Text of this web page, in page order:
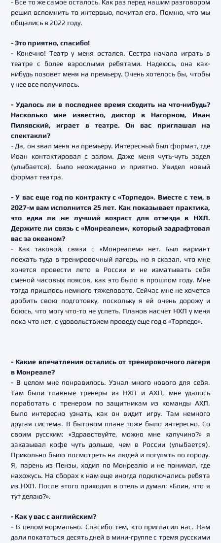
- Все то же самое осталось. Как раз перед нашим разговором
решил вспомнить то интервью, почитал его. Помню, что мы
общались в 2022 году.
- Это приятно, спасибо!
- Конечно! Театр у меня остался. Сестра начала играть в
театре с более взрослыми ребятами. Надеюсь, она как-
нибудь позовет меня на премьеру. Очень хотелось бы, чтобы
у нее все получилось.
- Удалось ли в последнее время сходить на что-нибудь?
Насколько мне известно, диктор в Нагорном, Иван
Пилявский, играет в театре. Он вас приглашал на
спектакли?
- Да, он звал меня на премьеру. Интересный был формат, где
Иван контактировал с залом. Даже меня чуть-чуть задел
(улыбается). Было неожиданно и приятно. Увидел новый
формат театра.
- У вас еще год по контракту с «Торпедо». Вместе с тем, в
2027-м вам исполнится 25 лет. Как показывает практика,
это едва ли не лучший возраст для отъезда в НХЛ.
Держите ли связь с «Монреалем», который задрафтовал
вас за океаном?
- Как таковой, связи с «Монреалем» нет. Был вариант
поехать туда в тренировочный лагерь, но я сказал, что мне
хочется провести лето в России и не изматывать себя
сменой часовых поясов, как это было в прошлом году. Мне
тогда пришлось немного тяжеловато. Сейчас мне не хочется
дробить свою подготовку, поскольку я ей очень дорожу и
боюсь, что могу что-то не успеть. Планов насчет НХЛ у меня
пока что нет, с удовольствием проведу еще год в «Торпедо».
- Какие впечатления остались от тренировочного лагеря
в Монреале?
- В целом мне понравилось. Узнал много нового для себя.
Там были главные тренеры из НХЛ и АХЛ, мне удалось
поработать с тренером по защитникам из команды АХЛ.
Было интересно узнать, как он видит игру. Там немного
другая система. В бытовом плане тоже было интересно. Со
своим русским: «Здравствуйте, можно мне капучино?» я
заказывал кофе чуть дольше, чем в России (улыбается).
Прикольно было посмотреть на людей и погулять по городу.
Я, парень из Пензы, ходил по Монреалю и не понимал, где
нахожусь. На сборах к нам еще иногда подключались ребята
из НХЛ. После этого приходил в отель и думал: «Блин, что я
тут делаю?».
- Как у вас с английским?
- В целом нормально. Спасибо тем, кто пригласил нас. Нам
дали покататься десять дней в мини-группе с тремя русскими